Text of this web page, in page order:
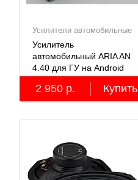
Усилители автомобильные
Усилитель
автомобильный ARIA AN
4.40 для ГУ на Android
2 950 р. Купить